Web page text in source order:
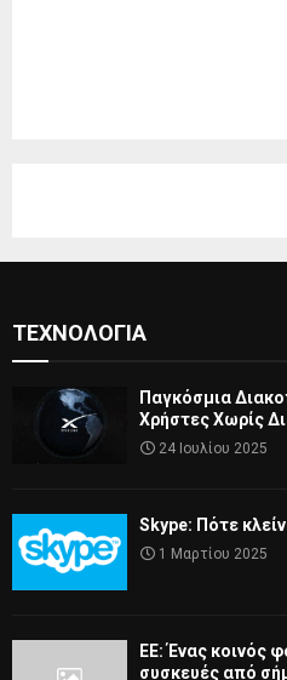
ΤΕΧΝΟΛΟΓΊΑ
Παγκόσμια
Χρήστες Χωρίς
24 Ιουλίου 2025
Skype: Πότε
1 Μαρτίου 2025
ΕΕ: Ένας κοινός
συσκευές από